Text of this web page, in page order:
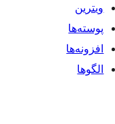
ویترین
پوسته‌ها
افزونه‌ها
الگوها